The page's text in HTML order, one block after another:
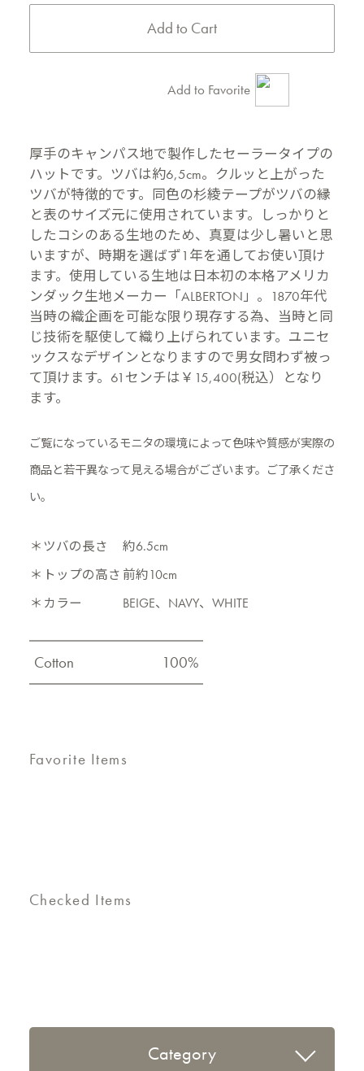
Add to Favorite
厚手のキャンパス地で製作したセーラータイプの
ハットです。ツバは約6,5cm。クルッと上がった
ツバが特徴的です。同色の杉綾テープがツバの縁
と表のサイズ元に使用されています。しっかりと
したコシのある生地のため、真夏は少し暑いと思
いますが、時期を選ばず1年を通してお使い頂け
ます。使用している生地は日本初の本格アメリカ
ンダック生地メーカー「ALBERTON」。1870年代
当時の織企画を可能な限り現存する為、当時と同
じ技術を駆使して織り上げられています。ユニセ
ックスなデザインとなりますので男女問わず被っ
て頂けます。61センチは￥15,400(税込）となり
ます。
ご覧になっているモニタの環境によって色味や質感が実際の
商品と若干異なって見える場合がございます。ご了承くださ
い。
＊ツバの長さ
約6.5cm
＊トップの高さ 前約10cm
＊カラー
BEIGE、NAVY、WHITE
Cotton 100%
Favorite Items
Checked Items
Category